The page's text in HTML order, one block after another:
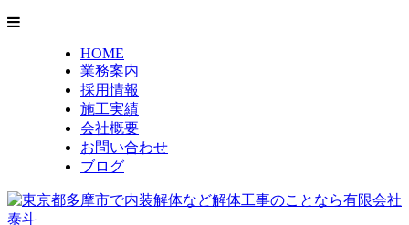
HOME
業務案内
採用情報
施工実績
会社概要
お問い合わせ
ブログ